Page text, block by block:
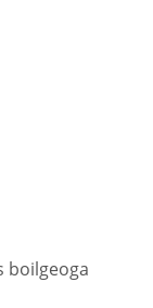
boilgeoga